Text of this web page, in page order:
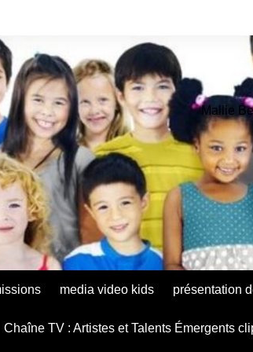
Mallie
media video kids présentation
Astrid Muthu
Chaîne TV : Artistes et Talents Émergents